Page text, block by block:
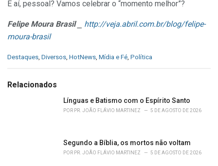
E aí, pessoal? Vamos celebrar o “momento melhor”?
Felipe Moura Brasil⎯ http://veja.abril.com.br/blog/felipe-
moura-brasil
C
e
Destaques Diversos HotNews Mídia e Fé Política
Relacionados
Línguas e Batismo com o Espírito Santo
POR PR. JOÃO FLÁVIO MARTINEZ 5 DE AGOSTO DE 2026
Segundo a Bíblia, os mortos não voltam
POR PR. JOÃO FLÁVIO MARTINEZ 5 DE AGOSTO DE 2026